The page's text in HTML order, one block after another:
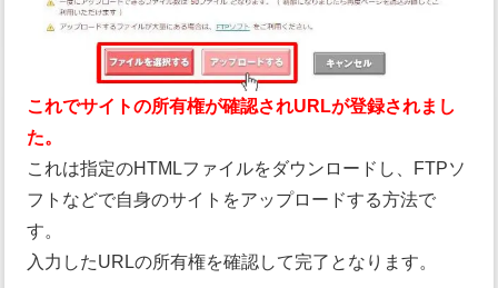
これでサイトの所有権が確認されURLが登録されまし
た。
これは指定のHTMLファイルをダウンロードし、FTPソ
フトなどで自身のサイトをアップロードする方法で
す。
入力したURLの所有権を確認して完了となります。